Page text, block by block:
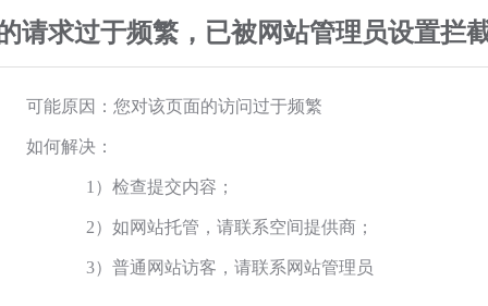
请求过于频繁，已被网站管理员设置拦
可能原因：您对该页面的访问过于频繁
如何解决：
1）检查提交内容；
2）如网站托管，请联系空间提供商；
3）普通网站访客，请联系网站管理员